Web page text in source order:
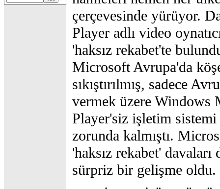
çerçevesinde yürüyor.
Player adlı video
'haksız rekabet'te
Microsoft Avrupa'da
sıkıştırılmış, sadece
vermek üzere Windows
Player'siz işletim
zorunda kalmıştı.
'haksız rekabet' davaları
sürpriz bir gelişme oldu.